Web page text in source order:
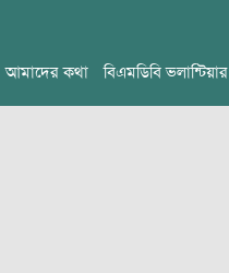
আমাদের কথা বিএমডিবি ভলান্টিয়ার